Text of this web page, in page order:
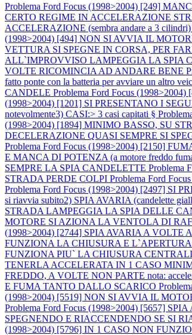
Problema Ford Focus (1998>2004) [249]
CERTO REGIME IN ACCELERAZIONE
ACCELERAZIONE (sembra andare a 3
(1998>2004) [494] NON SI AVVIA IL
VETTURA SI SPEGNE IN CORSA, PER
ALL`IMPROVVISO LAMPEGGIA LA SPIA
VOLTE RICOMINCIA AD ANDARE BENE
fatto ponte con la batteria per avviare un altro
CANDELE Problema Ford Focus
(1998>2004) [1201] SI PRESENTANO I
notevolmente3) CASI:> 3 casi capitati §
(1998>2004) [1894] MINIMO BASSO, SU
DECELERAZIONE QUASI SEMPRE SI
Problema Ford Focus (1998>2004) [2150]
E MANCA DI POTENZA (a motore freddo
SEMPRE LA SPIA CANDELETTE Problema
STRADA PERDE COLPI Problema Ford
Problema Ford Focus (1998>2004) [2497] SI
si riavvia subito2) SPIA AVARIA (candelette
STRADA LAMPEGGIA LA SPIA DELLE
MOTORE SI AZIONA LA VENTOLA DI
(1998>2004) [2744] SPIA AVARIA A VOLTE
FUNZIONA LA CHIUSURA E L`APERTURA
FUNZIONA PIU` LA CHIUSURA
TENERLA ACCELERATA IN 1 CASO
FREDDO, A VOLTE NON PARTE nota:
E FUMA TANTO DALLO SCARICO
(1998>2004) [5519] NON SI AVVIA IL
Problema Ford Focus (1998>2004) [5657]
SPEGNENDO E RIACCENDENDO SE SI
(1998>2004) [5796] IN 1 CASO NON